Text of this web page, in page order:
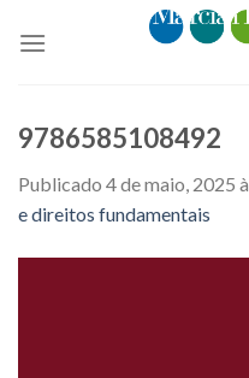
9786585108492
Publicado 4 de maio, 2025
e direitos fundamentais